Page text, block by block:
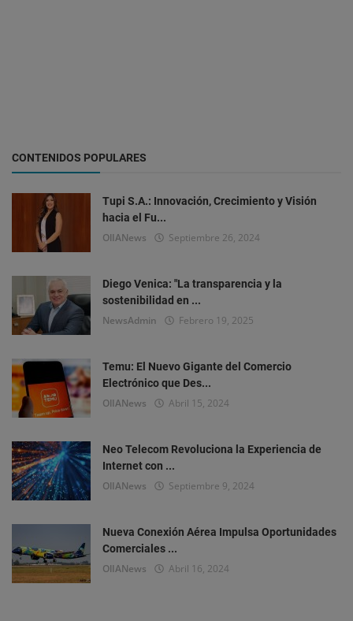
CONTENIDOS POPULARES
Tupi S.A.: Innovación, Crecimiento y Visión
hacia el Fu...
OlIANews Septiembre 26, 2024
Diego Venica: "La transparencia y la
sostenibilidad en ...
NewsAdmin Febrero 19, 2025
Temu: El Nuevo Gigante del Comercio
Electrónico que Des...
OlIANews Abril 15, 2024
Neo Telecom Revoluciona la Experiencia de
Internet con ...
OlIANews Septiembre 9, 2024
Nueva Conexión Aérea Impulsa Oportunidades
Comerciales ...
OlIANews Abril 16, 2024